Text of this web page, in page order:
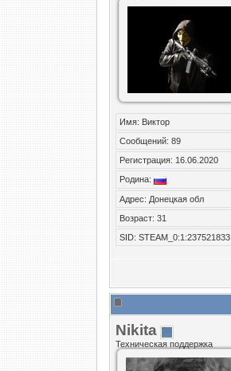
Имя: Виктор
Сообщений: 89
Регистрация: 16.06.2020
Родина:
Адрес: Донецкая обл
Возраст: 31
SID: STEAM_0:1:237521833
Nikita
Техническая поддержка